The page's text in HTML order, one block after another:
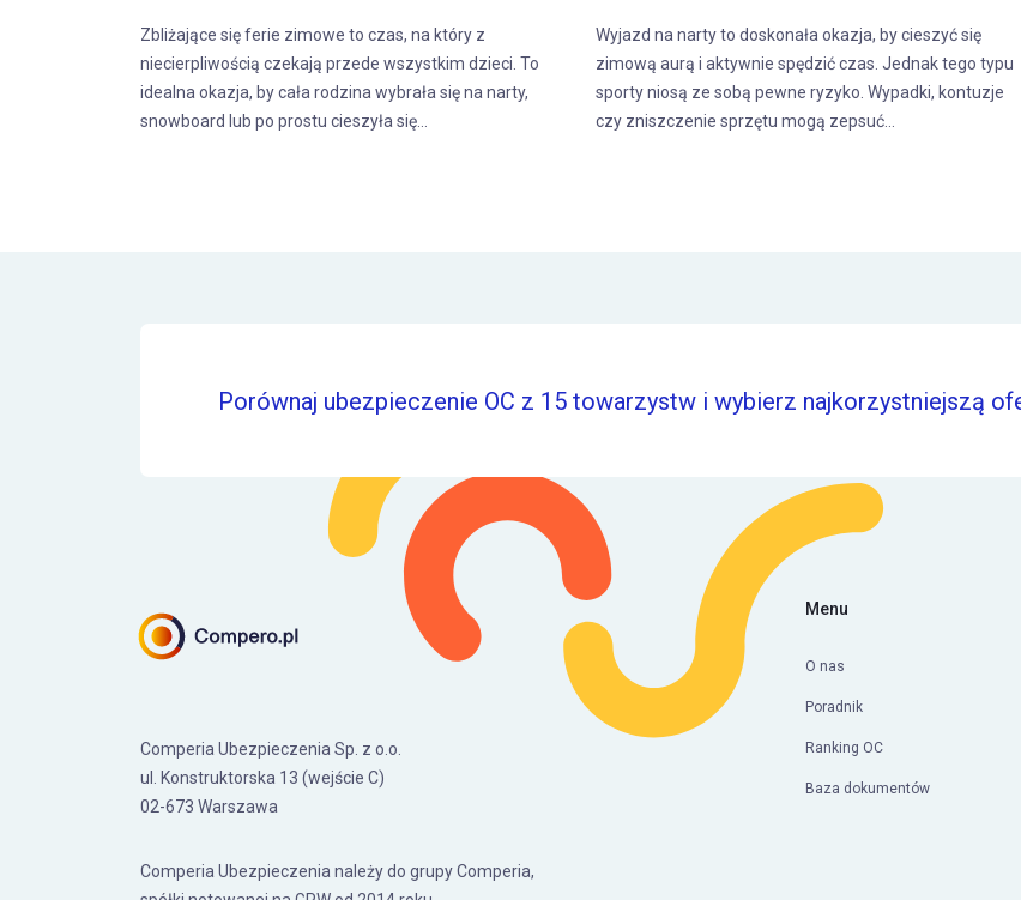
Zbliżające się ferie zimowe to czas, na który z
niecierpliwością czekają przede wszystkim dzieci. To
idealna okazja, by cała rodzina wybrała się na narty,
snowboard lub po prostu cieszyła się...
Wyjazd na narty to doskonała okazja, by cieszyć się
zimową aurą i aktywnie spędzić czas. Jednak tego typu
sporty niosą ze sobą pewne ryzyko. Wypadki, kontuzje
czy zniszczenie sprzętu mogą zepsuć...
Porównaj ubezpieczenie OC z 15 towarzystw i wybierz najkorzystniejszą
Comperia Ubezpieczenia Sp. z o.o.
ul. Konstruktorska 13 (wejście C)
02-673 Warszawa
Comperia Ubezpieczenia należy do grupy Comperia,
Menu
O nas
Poradnik
Ranking OC
Baza dokumentów